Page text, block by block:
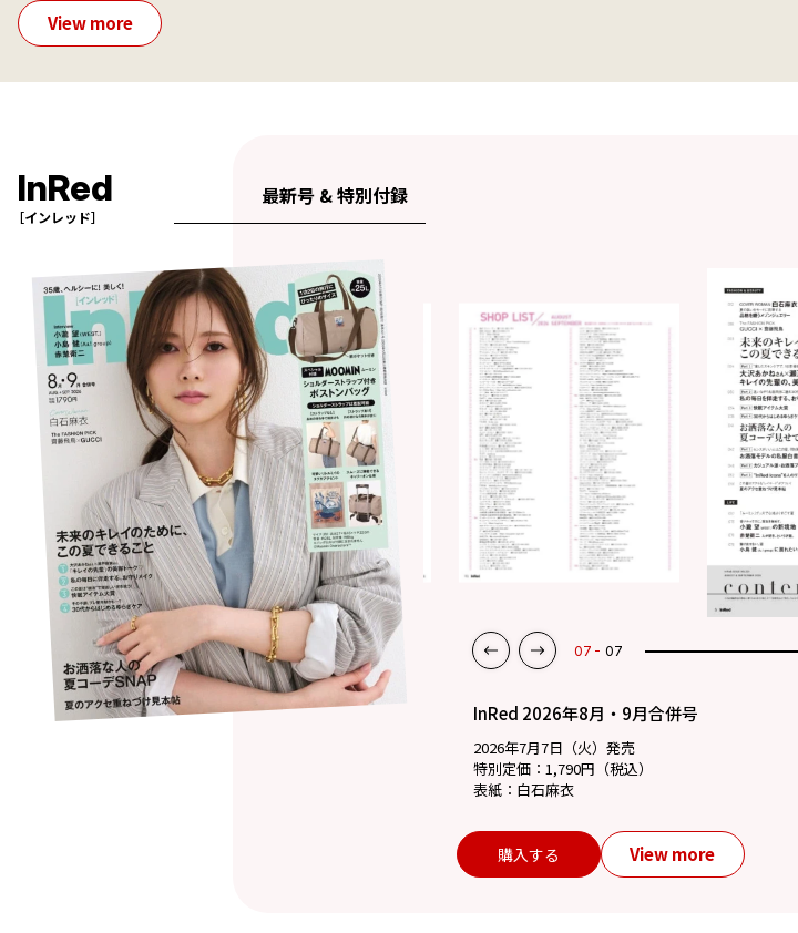
View more
InRed
［インレッド］
最新号 & 特別付録
07 07
InRed 2026年8月・9月合併号
2026年7月7日（火）発売
特別定価：1,790円（税込）
表紙：白石麻衣
購入する View more